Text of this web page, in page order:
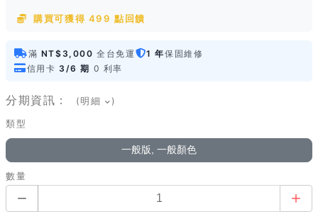
購買可獲得 499 點回饋
滿 NT$3,000 全台免運 1 年保固維修
信用卡 3/6 期 0 利率
分期資訊： (明細 )
類型
一般版, 一般顏色
數量